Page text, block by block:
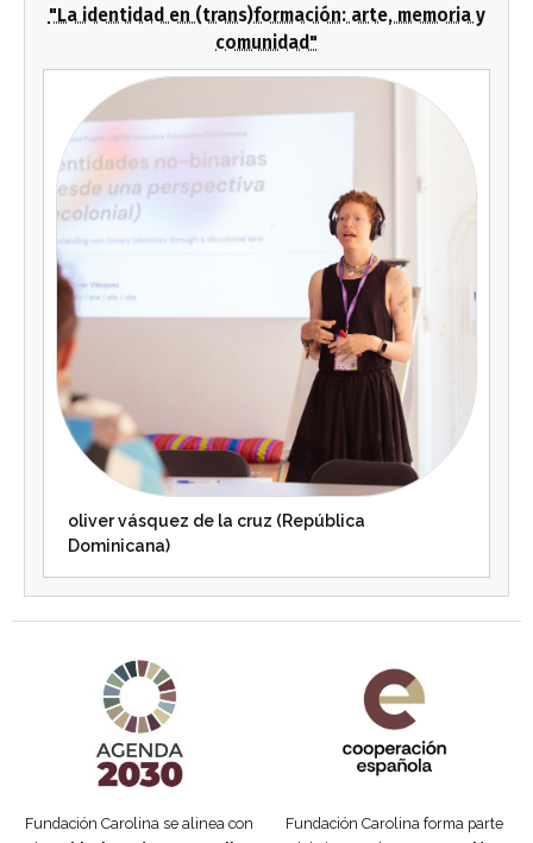
"La identidad en (trans)formación: arte, memoria y
comunidad"
oliver vásquez de la cruz (República
Dominicana)
Fundación Carolina se alinea con
Fundación Carolina forma parte